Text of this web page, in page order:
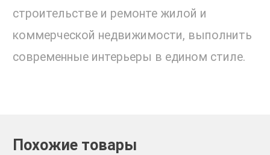
строительстве и ремонте жилой и
коммерческой недвижимости, выполнить
современные интерьеры в едином стиле.
Похожие товары